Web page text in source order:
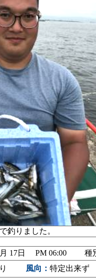
釣りました。
月 17日 PM 06:00 種
風向： 特定出来ず